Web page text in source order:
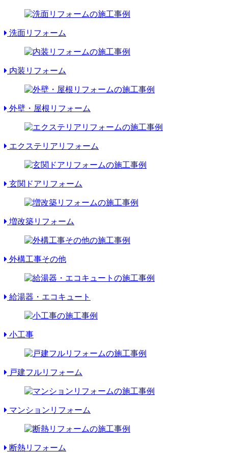
洗面リフォーム
内装リフォーム
外壁・屋根リフォーム
エクステリアリフォーム
玄関ドアリフォーム
増改築リフォーム
外構工事その他
給湯器・エコキュート
小工事
戸建フルリフォーム
マンションリフォーム
断熱リフォーム